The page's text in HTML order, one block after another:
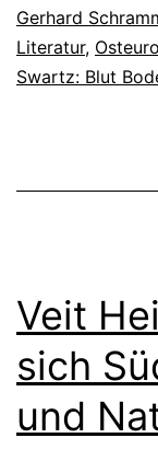
Gerhard
Literatur,
Swartz: Blut
Veit
sich
und